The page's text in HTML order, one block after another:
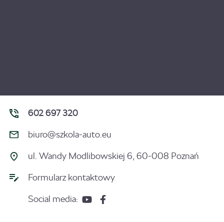
602 697 320
biuro@szkola-auto.eu
ul. Wandy Modlibowskiej 6, 60-008 Poznań
Formularz kontaktowy
Social media: